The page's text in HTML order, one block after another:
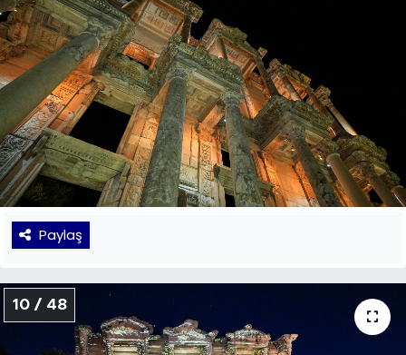
Paylaş
10 / 48